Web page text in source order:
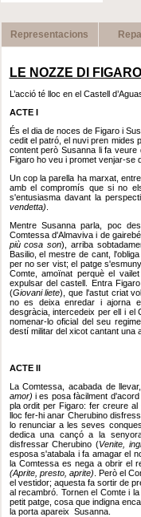
Representacions
LE NOZZE DI FIGARO
L’acció té lloc en el Castell
ACTE I
És el dia de noces de Figaro i
cedit el patró, el nuvi pren mides
content però Susanna li fa veure
Figaro ho veu i promet venjar-se
Un cop la parella ha marxat,
amb el compromís que si no
s'entusiasma davant la
vendetta)
Mentre Susanna parla, poc
Comtessa d'Almaviva i de
più cosa son), arriba
Basilio, el mestre de cant,
per no ser vist; el patge
Comte, amoïnat perquè el
expulsar del castell. Entra
(Giovani liete), que l'astut criat
no es deixa enredar i ajorna
desgràcia, intercedeix per ell i el
nomenar-lo oficial del seu
destí militar del xicot cantant una
ACTE II
La Comtessa, acabada de
amor) i es posa fàcilment
pla ordit per Figaro: fer creure
lloc fer-hi anar Cherubino
lo renunciar a les seves
dedica una cançó a la
disfressar Cherubino (Venite,
esposa s'atabala i fa amagar el
la Comtessa es nega a obrir el
(Aprite, presto, aprite) . Però el
el vestidor; aquesta fa sortir de
al recambró. Tornen el Comte i
petit patge, cosa que indigna
la porta apareix Susanna.